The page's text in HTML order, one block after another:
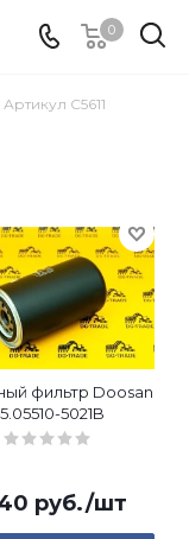
0
Артикул C5611
фильтр Doosan
5021B
руб./шт